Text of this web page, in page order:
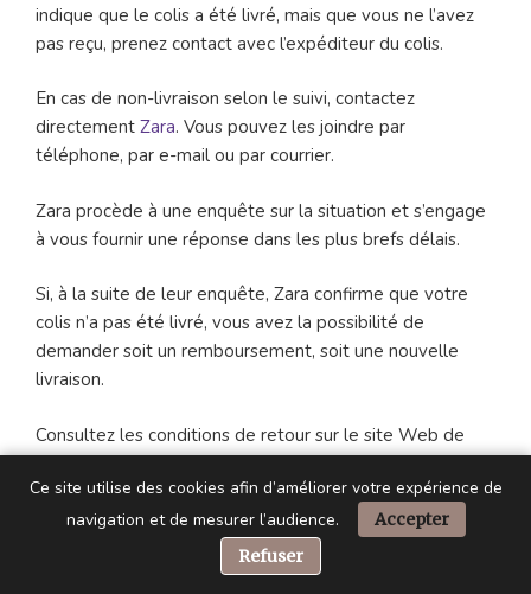
indique que le colis a été livré, mais que vous ne l’avez
pas reçu, prenez contact avec l’expéditeur du colis.
En cas de non-livraison selon le suivi, contactez
directement Zara. Vous pouvez les joindre par
téléphone, par e-mail ou par courrier.
Zara procède à une enquête sur la situation et s’engage
à vous fournir une réponse dans les plus brefs délais.
Si, à la suite de leur enquête, Zara confirme que votre
colis n’a pas été livré, vous avez la possibilité de
demander soit un remboursement, soit une nouvelle
livraison.
Consultez les conditions de retour sur le site Web de
Zara, car elles peuvent varier en fonction du type de
colis et de l’expéditeur.
Emballer soigneusement le colis est crucial pour éviter
tout dommage pendant le transport. Vous avez la
Ce site utilise des cookies afin d’améliorer votre expérience de
navigation et de mesurer l’audience.
Accepter
Refuser